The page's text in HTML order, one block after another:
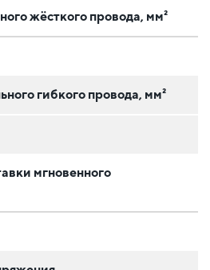
жёсткого провода, мм²
гибкого провода, мм²
мгновенного